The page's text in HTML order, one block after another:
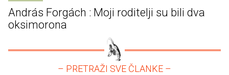
András Forgách : Moji roditelji su bili dva
oksimorona
– PRETRAŽI SVE ČLANKE –